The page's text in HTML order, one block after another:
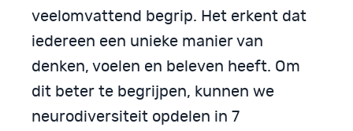
veelomvattend begrip. Het erkent dat
iedereen een unieke manier van
denken, voelen en beleven heeft. Om
dit beter te begrijpen, kunnen we
neurodiversiteit opdelen in 7